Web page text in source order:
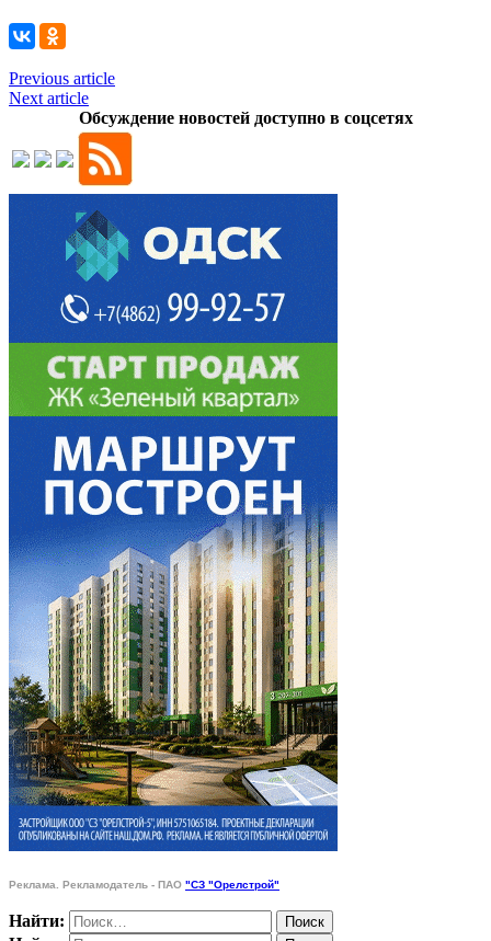
Previous article
Next article
Обсуждение новостей доступно в соцсетях
Реклама. Рекламодатель - ПАО "СЗ "Орелстрой"
Найти: